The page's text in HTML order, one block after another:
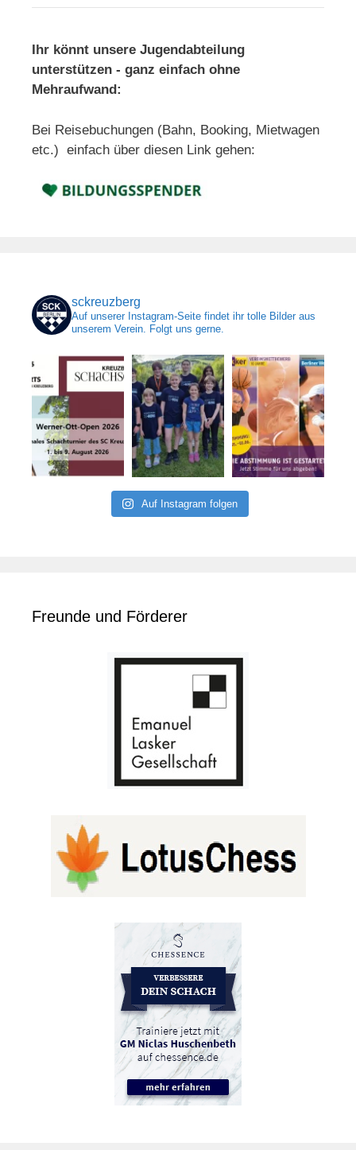
Ihr könnt unsere Jugendabteilung
unterstützen - ganz einfach ohne
Mehraufwand:
Bei Reisebuchungen (Bahn, Booking, Mietwagen
etc.) einfach über diesen Link gehen:
sckreuzberg
Auf unserer Instagram-Seite findet ihr tolle Bilder aus
unserem Verein. Folgt uns gerne.
Auf Instagram folgen
Freunde und Förderer